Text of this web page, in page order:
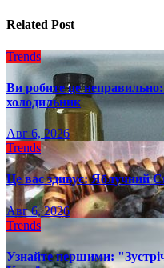
записям
Related Post
Trends
Ви робите це
холодильник
Авг 6, 2026
Trends
Це вас здивує: Яблучний
Авг 6, 2026
Trends
Узнайте першими: